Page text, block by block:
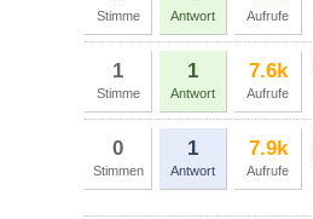
Stimme Antwort Aufrufe
1
Stimme
1
Antwort
7.6k
Aufrufe
0
Stimmen
1
Antwort
7.9k
Aufrufe